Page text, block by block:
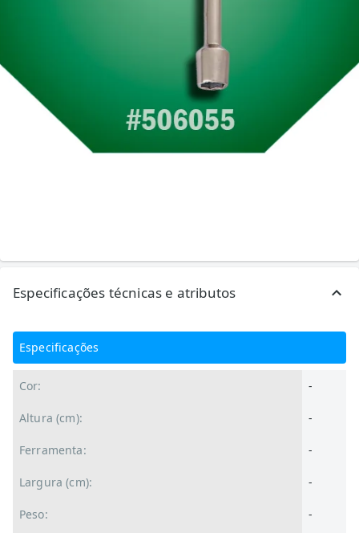
Especificações técnicas e atributos
Especificações
Cor: -
Altura (cm): -
Ferramenta: -
Largura (cm): -
Peso: -